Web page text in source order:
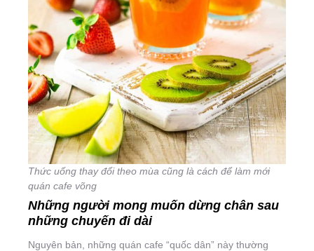
Thức uống thay đổi theo mùa cũng là cách để làm mới
quán cafe võng
Những người mong muốn dừng chân sau
những chuyến đi dài
Nguyên bản, những quán cafe “quốc dân” này thường